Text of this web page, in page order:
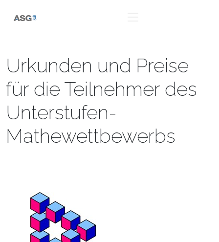
Urkunden und Preise
für die Teilnehmer des
Unterstufen-
Mathewettbewerbs